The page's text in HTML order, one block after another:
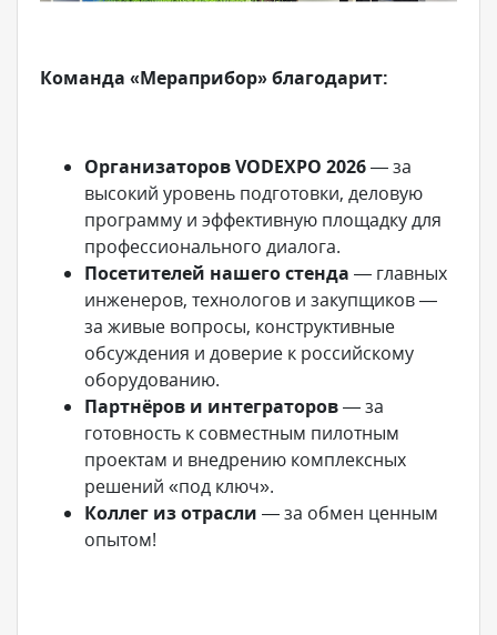
Команда «Мераприбор» благодарит:
Организаторов VODEXPO 2026— за
высокий уровень подготовки, деловую
программу и эффективную площадку для
профессионального диалога.
Посетителей нашего стенда — главных
инженеров, технологов и закупщиков —
за живые вопросы, конструктивные
обсуждения и доверие к российскому
оборудованию.
Партнёров и интеграторов— за
готовность к совместным пилотным
проектам и внедрению комплексных
решений «под ключ».
Коллег из отрасли — за обмен ценным
опытом!